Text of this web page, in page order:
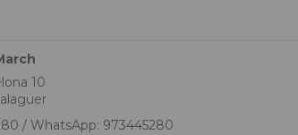
10
/ WhatsApp: 973445280